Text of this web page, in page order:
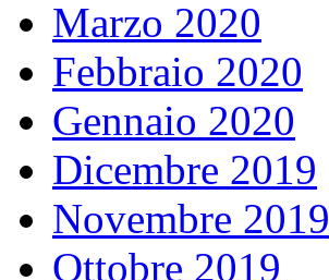
Marzo 2020
Febbraio 2020
Gennaio 2020
Dicembre 2019
Novembre 2019
Ottobre 2019